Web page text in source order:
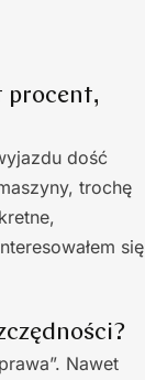
procent,
dość
trochę
się
Nawet